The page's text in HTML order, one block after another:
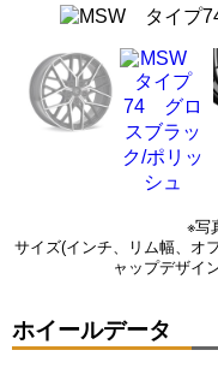
※写
サイズ(インチ、リム幅、オ
ャップデザイ
ホイールデータ